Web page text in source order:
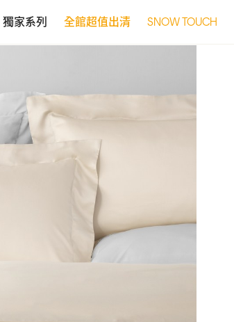
獨家系列 全館超值出清 SNOW TOUCH